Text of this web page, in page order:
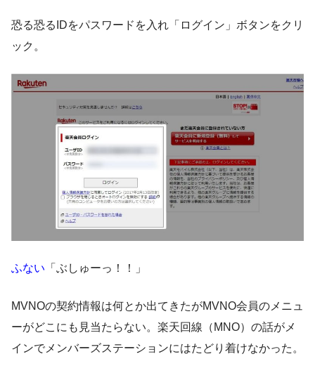
恐る恐るIDをパスワードを入れ「ログイン」ボタンをクリ
ック。
ふない 「ぶしゅーっ！！」
MVNOの契約情報は何とか出てきたがMVNO会員のメニュ
ーがどこにも見当たらない。楽天回線（MNO）の話がメ
インでメンバーズステーションにはたどり着けなかった。